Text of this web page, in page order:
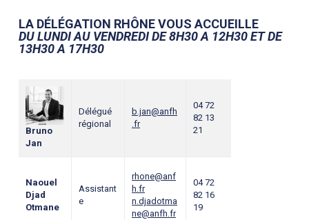
LA DÉLÉGATION RHÔNE VOUS ACCUEILLE
DU LUNDI AU VENDREDI DE 8H30 A 12H30 ET DE
13H30 A 17H30
Bruno
Jan
Délégué
régional
b.jan@anfh
.fr
04 72
82 13
21
Naouel
Djad
Otmane
Assistant
e
rhone@anf
h.fr
n.djadotma
ne@anfh.fr
04 72
82 16
19